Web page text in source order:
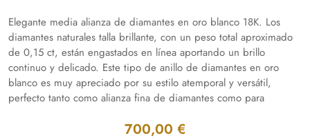
Elegante media alianza de diamantes en oro blanco 18K. Los
diamantes naturales talla brillante, con un peso total aproximado
de 0,15 ct, están engastados en línea aportando un brillo
continuo y delicado. Este tipo de anillo de diamantes en oro
blanco es muy apreciado por su estilo atemporal y versátil,
perfecto tanto como alianza fina de diamantes como para
de la joyería de diamantes para mujer. Talla 17. Pieza certificada
700,00 €